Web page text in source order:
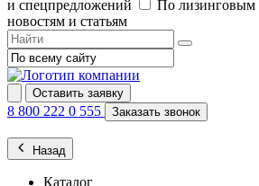
и спецпредложений
По лизинговым
новостям и статьям
Оставить заявку
8 800 222 0 555 Заказать звонок
Назад
Каталог